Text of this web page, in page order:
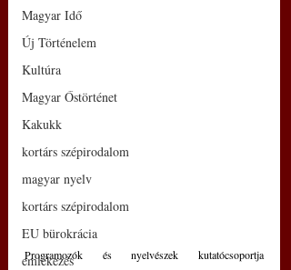
Magyar Idő
Új Történelem
Kultúra
Magyar Őstörténet
Kakukk
kortárs szépirodalom
magyar nyelv
kortárs szépirodalom
EU bürokrácia
emlékezés
Programozók és nyelvészek kutatócsoportja